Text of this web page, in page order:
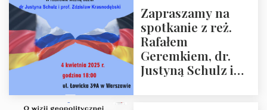
Zapraszamy na
spotkanie z reż.
Rafałem
Geremkiem, dr.
Justyną Schulz i